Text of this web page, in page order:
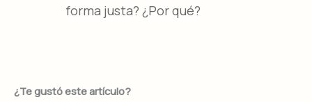
forma justa? ¿Por qué?
¿Te gustó este artículo?